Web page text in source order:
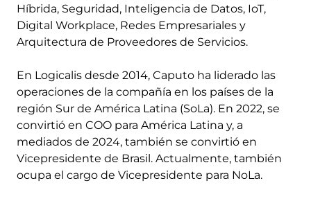
Híbrida, Seguridad, Inteligencia de Datos, IoT,
Digital Workplace, Redes Empresariales y
Arquitectura de Proveedores de Servicios.
En Logicalis desde 2014, Caputo ha liderado las
operaciones de la compañía en los países de la
región Sur de América Latina (SoLa). En 2022, se
convirtió en COO para América Latina y, a
mediados de 2024, también se convirtió en
Vicepresidente de Brasil. Actualmente, también
ocupa el cargo de Vicepresidente para NoLa.